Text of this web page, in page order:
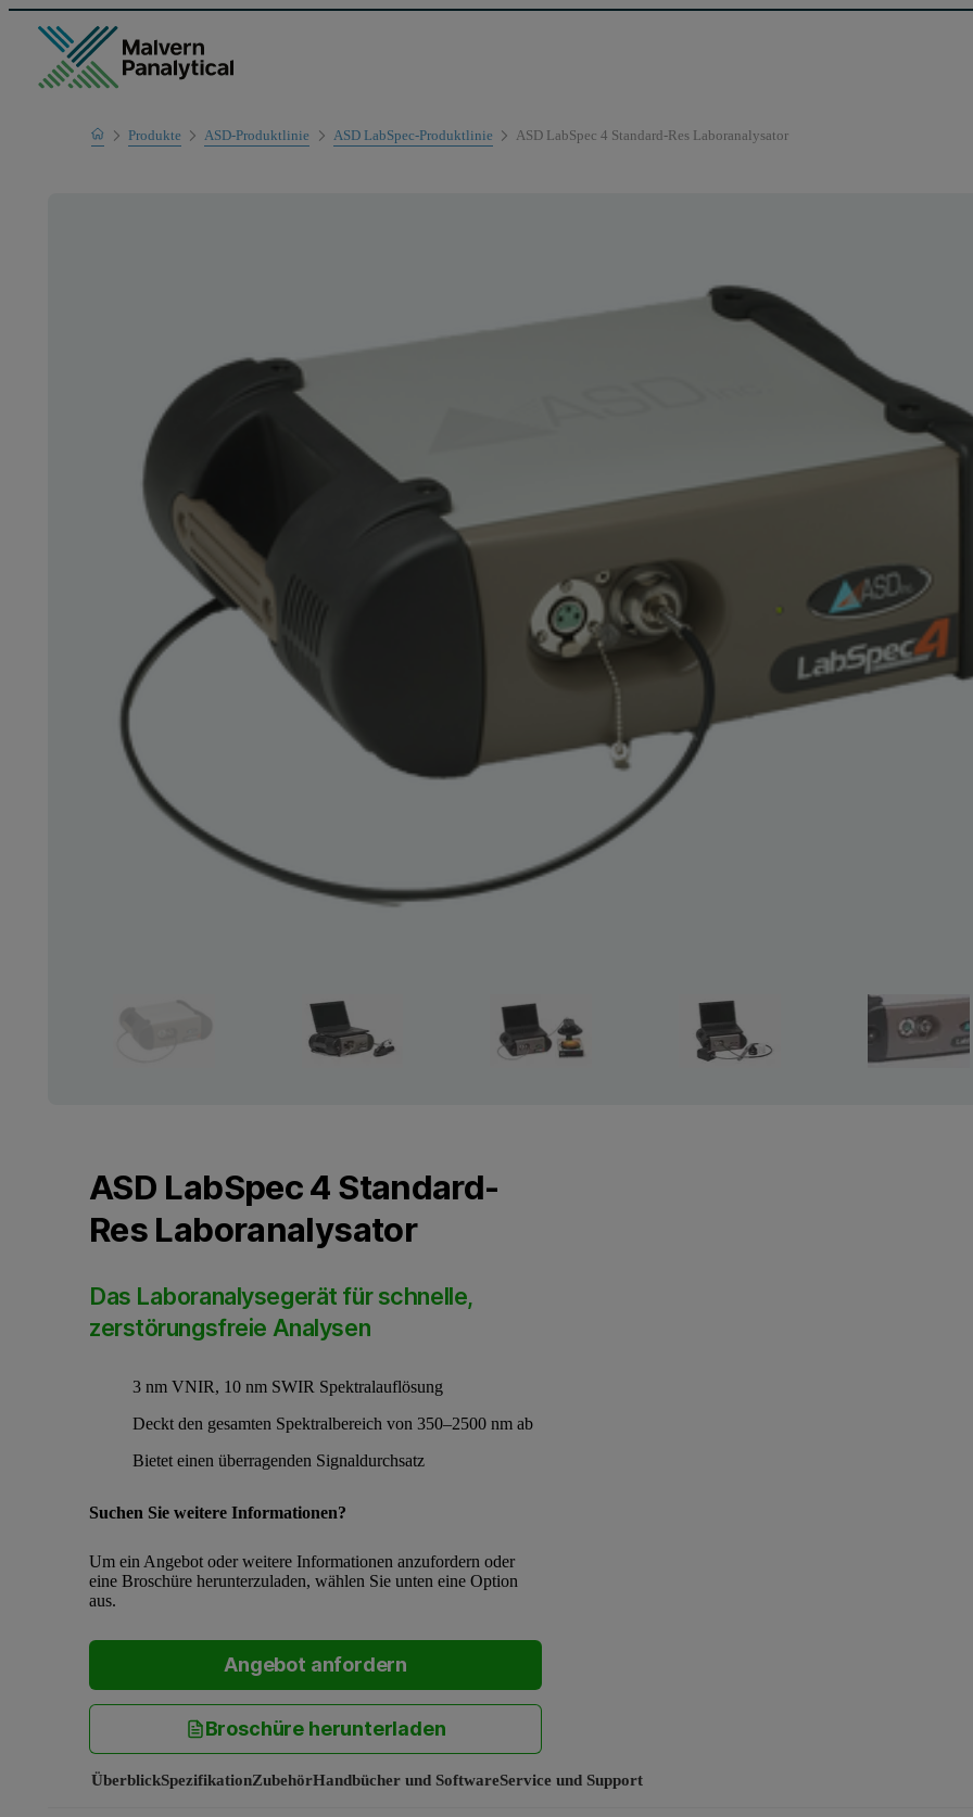
HomeProdukte
Mess-Systeme
ASD-Produktlinie ASD LabSpec-Produktlinie ASD LabSpec 4 Standard-Res Laboranalysator
ASD LabSpec 4 Standard-
Res Laboranalysator
Das Laboranalysegerät für schnelle,
zerstörungsfreie Analysen
3 nm VNIR, 10 nm SWIR Spektralauflösung
Deckt den gesamten Spektralbereich von 350–2500 nm ab
Bietet einen überragenden Signaldurchsatz
Suchen Sie weitere Informationen?
Um ein Angebot oder weitere Informationen anzufordern oder
eine Broschüre herunterzuladen, wählen Sie unten eine Option
aus.
Angebot anfordern
Broschüre herunterladen
ÜberblickSpezifikationZubehörHandbücher und SoftwareService und Support